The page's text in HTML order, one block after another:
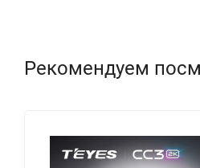
Рекомендуем